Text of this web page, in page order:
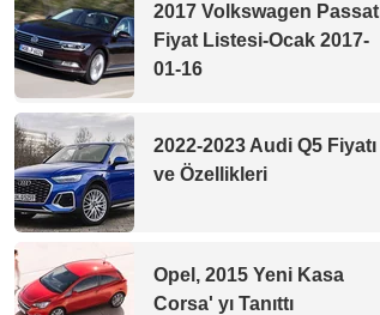
2017 Volkswagen Passat
Fiyat Listesi-Ocak 2017-
01-16
2022-2023 Audi Q5 Fiyatı
ve Özellikleri
Opel, 2015 Yeni Kasa
Corsa' yı Tanıttı